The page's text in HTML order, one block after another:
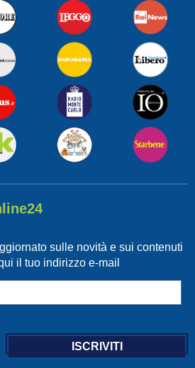
sulle novità e sui contenuti
il tuo indirizzo e-mail